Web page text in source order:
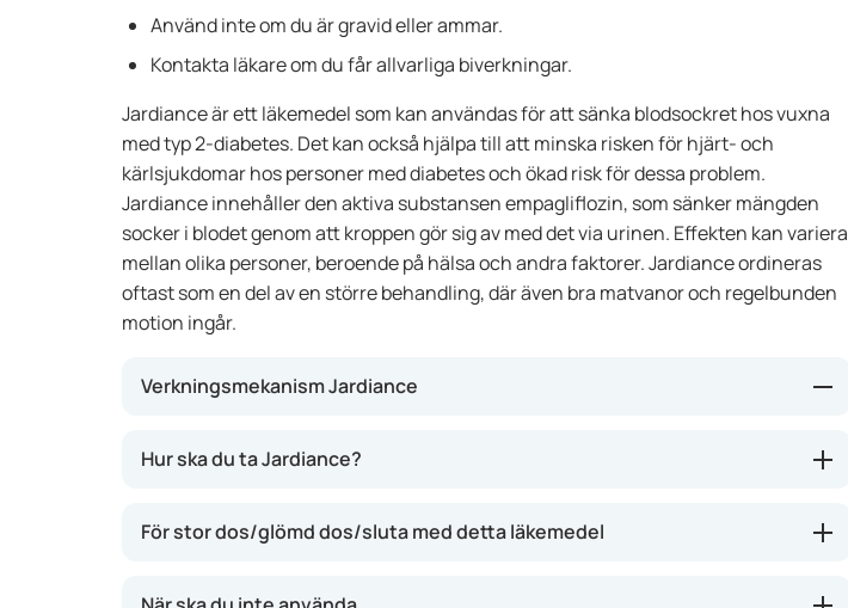
Använd inte om du är gravid eller ammar.
Kontakta läkare om du får allvarliga biverkningar.
Jardiance är ett läkemedel som kan användas för att sänka blodsockret hos vuxna
med typ 2-diabetes. Det kan också hjälpa till att minska risken för hjärt- och
kärlsjukdomar hos personer med diabetes och ökad risk för dessa problem.
Jardiance innehåller den aktiva substansen empagliflozin, som sänker mängden
socker i blodet genom att kroppen gör sig av med det via urinen. Effekten kan variera
mellan olika personer, beroende på hälsa och andra faktorer. Jardiance ordineras
oftast som en del av en större behandling, där även bra matvanor och regelbunden
motion ingår.
Verkningsmekanism Jardiance
överskott av socker lämnar kroppen med urinen. Det hjälper till att sänka
kärlsjukdomar hos personer med typ 2-diabetes. Läkemedlet kan också ha en
Hur ska du ta Jardiance?
För stor dos/glömd dos/sluta med detta läkemedel